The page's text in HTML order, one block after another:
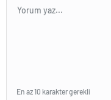
En az 10 karakter gerekli